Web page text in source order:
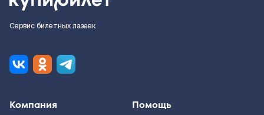
Сервис билетных лазеек
Компания Помощь